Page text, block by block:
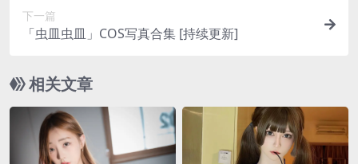
下一篇
「虫皿虫皿」COS写真合集 [持续更新]
相关文章